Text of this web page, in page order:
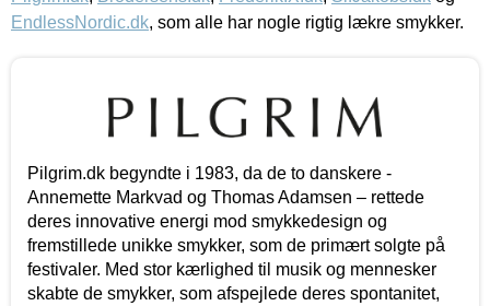
EndlessNordic.dk, som alle har nogle rigtig lækre smykker.
Pilgrim.dk begyndte i 1983, da de to danskere -
Annemette Markvad og Thomas Adamsen – rettede
deres innovative energi mod smykkedesign og
fremstillede unikke smykker, som de primært solgte på
festivaler. Med stor kærlighed til musik og mennesker
skabte de smykker, som afspejlede deres spontanitet,